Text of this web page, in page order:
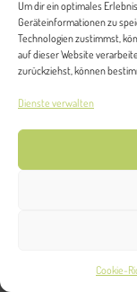
Um dir ein optimales
Geräteinformationen zu
Technologien zustimmst,
auf dieser Website
zurückziehst, können
Dienste verwalten
Cookie-
Copyright 2019